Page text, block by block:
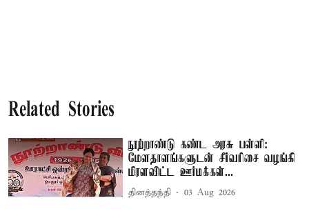
Related Stories
நூற்றாண்டு கண்ட அரசு பள்ளி:
மேளதாளங்களுடன் சீர்வரிசை வழங்கி
மிரளவிட்ட ஊர்மக்கள்...
தினத்தந்தி 03 Aug 2026